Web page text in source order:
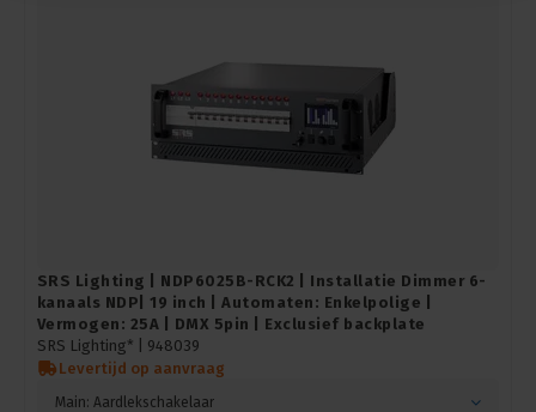
SRS Lighting | NDP6025B-RCK2 | Installatie Dimmer 6-
kanaals NDP| 19 inch | Automaten: Enkelpolige |
Vermogen: 25A | DMX 5pin | Exclusief backplate
SRS Lighting* | 948039
Levertijd op aanvraag
Main: Aardlekschakelaar